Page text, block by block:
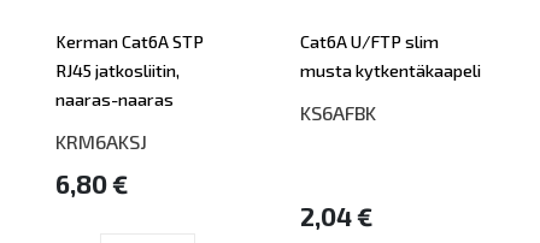
Kerman Cat6A STP
RJ45 jatkosliitin,
naaras-naaras
KRM6AKSJ
6,80 €
Cat6A U/FTP slim
musta kytkentäkaapeli
KS6AFBK
2,04 €